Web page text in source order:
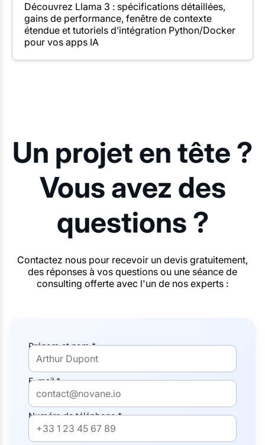
Découvrez Llama 3 : spécifications détaillées,
gains de performance, fenêtre de contexte
étendue et tutoriels d’intégration Python/Docker
pour vos apps IA
Un projet en tête ?
Vous avez des
questions ?
Contactez nous pour recevoir un devis gratuitement,
des réponses à vos questions ou une séance de
consulting offerte avec l'un de nos experts :
Prénom et nom *
E-mail *
Numéro de téléphone *